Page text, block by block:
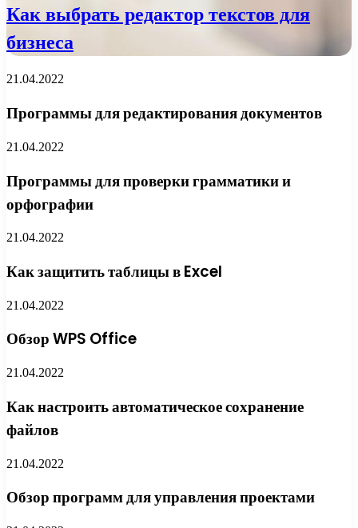
Как выбрать редактор текстов для
бизнеса
21.04.2022
Программы для редактирования документов
21.04.2022
Программы для проверки грамматики и
орфографии
21.04.2022
Как защитить таблицы в Excel
21.04.2022
Обзор WPS Office
21.04.2022
Как настроить автоматическое сохранение
файлов
21.04.2022
Обзор программ для управления проектами